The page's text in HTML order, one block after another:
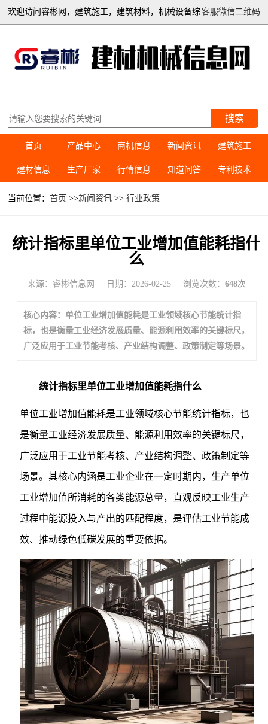
客服微信二维码
欢迎访问睿彬网，建筑施工，建筑材料，机械设备综
搜索
首页 产品中心 商机信息 新闻资讯 建筑施工
建材信息 生产厂家 行情信息 知道问答 专利技术
当前位置：首页 >>新闻资讯 >>行业政策
统计指标里单位工业增加值能耗指什
么
来源：睿彬信息网 日期：2026-02-25 浏览次数： 648次
核心内容：单位工业增加值能耗是工业领域核心节能统计指
标，也是衡量工业经济发展质量、能源利用效率的关键标尺，
广泛应用于工业节能考核、产业结构调整、政策制定等场景。
统计指标里单位工业增加值能耗指什么
单位工业增加值能耗是工业领域核心节能统计指标，也
是衡量工业经济发展质量、能源利用效率的关键标尺，
广泛应用于工业节能考核、产业结构调整、政策制定等
场景。其核心内涵是工业企业在一定时期内，生产单位
工业增加值所消耗的各类能源总量，直观反映工业生产
过程中能源投入与产出的匹配程度，是评估工业节能成
效、推动绿色低碳发展的重要依据。